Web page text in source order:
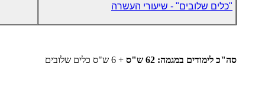
"כלים שלובים" - שיעורי העשרה
סה"כ לימודים במגמה: 62 ש"ס + 6 ש"ס כלים שלובים